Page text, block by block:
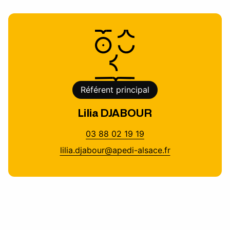
Référent principal
Lilia DJABOUR
03 88 02 19 19
lilia.djabour@apedi-alsace.fr